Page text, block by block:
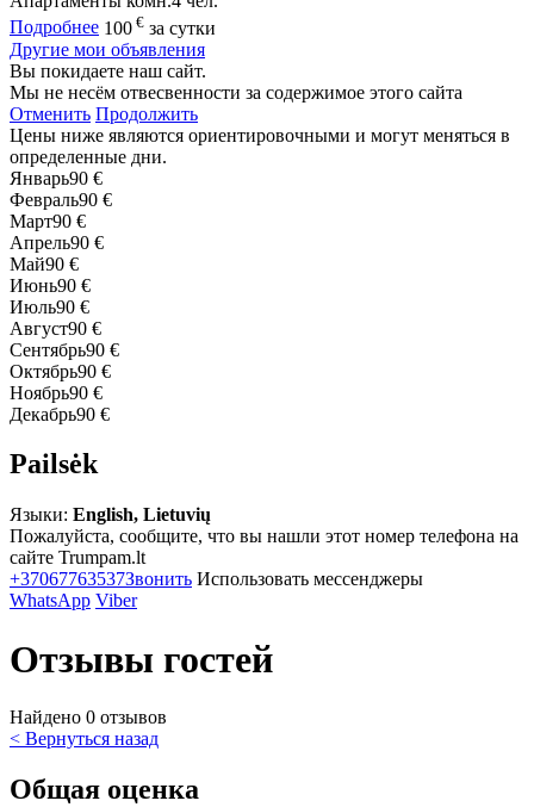
Подробнее 100 € за сутки
Другие мои объявления
Вы покидаете наш сайт.
Мы не несём отвесвенности за содержимое этого сайта
Отменить Продолжить
Цены ниже являются ориентировочными и могут меняться в
определенные дни.
Январь90 €
Февраль90 €
Март90 €
Апрель90 €
Май90 €
Июнь90 €
Июль90 €
Август90 €
Сентябрь90 €
Октябрь90 €
Ноябрь90 €
Декабрь90 €
Pailsėk
Языки: English, Lietuvių
Пожалуйста, сообщите, что вы нашли этот номер телефона на
сайте Trumpam.lt
+37067763537Звонить Использовать мессенджеры
WhatsApp Viber
Отзывы гостей
Найдено 0 отзывов
< Вернуться назад
Общая оценка